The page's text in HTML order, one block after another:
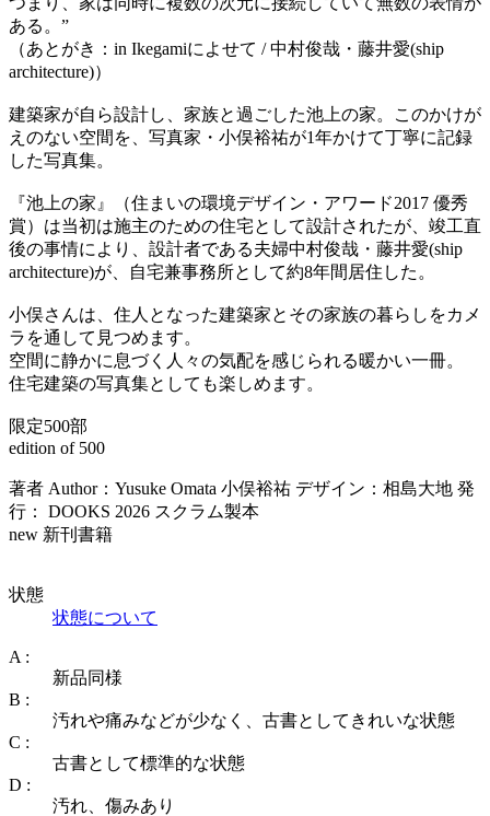
ある。”
（あとがき：in Ikegamiによせて / 中村俊哉・藤井愛(ship
architecture)）
建築家が自ら設計し、家族と過ごした池上の家。このかけが
えのない空間を、写真家・小俣裕祐が1年かけて丁寧に記録
した写真集。
『池上の家』（住まいの環境デザイン・アワード2017 優秀
賞）は当初は施主のための住宅として設計されたが、竣工直
後の事情により、設計者である夫婦中村俊哉・藤井愛(ship
architecture)が、自宅兼事務所として約8年間居住した。
小俣さんは、住人となった建築家とその家族の暮らしをカメ
ラを通して見つめます。
空間に静かに息づく人々の気配を感じられる暖かい一冊。
住宅建築の写真集としても楽しめます。
限定500部
edition of 500
著者 Author：Yusuke Omata 小俣裕祐 デザイン：相島大地 発
行： DOOKS 2026 スクラム製本
new 新刊書籍
状態
状態について
A :
新品同様
B :
汚れや痛みなどが少なく、古書としてきれいな状態
C :
古書として標準的な状態
D :
汚れ、傷みあり